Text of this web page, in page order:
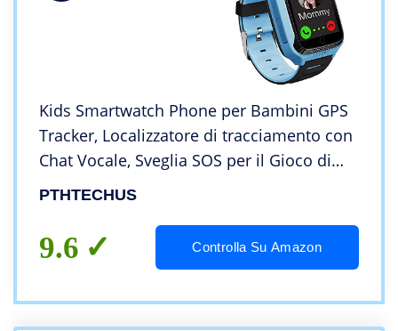
Kids Smartwatch Phone per Bambini GPS
Tracker, Localizzatore di tracciamento con
Chat Vocale, Sveglia SOS per il Gioco di
Matematica Studente Bambini Smart
PTHTECHUS
9.6 Controlla Su Amazon